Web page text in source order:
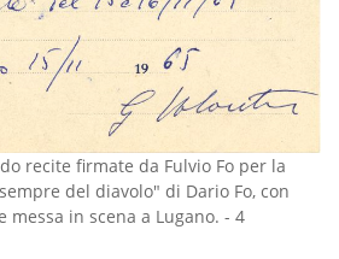
recite firmate da Fulvio Fo per la
del diavolo" di Dario Fo, con
messa in scena a Lugano. - 4